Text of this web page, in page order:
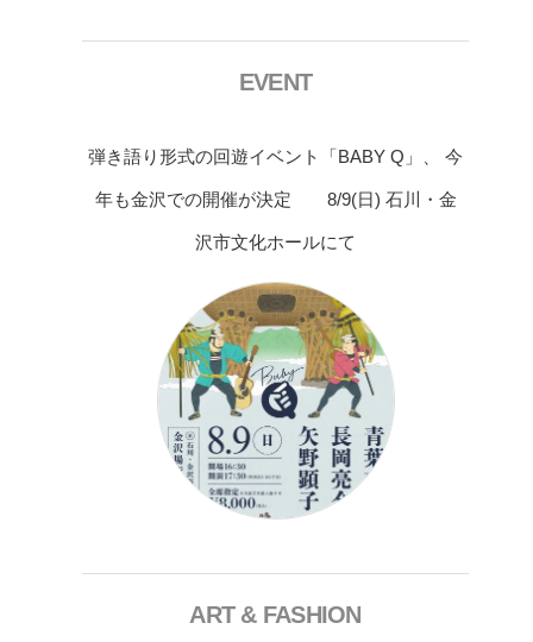
EVENT
弾き語り形式の回遊イベント「BABY Q」、 今
年も金沢での開催が決定 8/9(日) 石川・金
沢市文化ホールにて
ART & FASHION